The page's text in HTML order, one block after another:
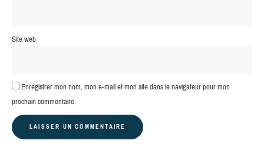
Site web
Enregistrer mon nom, mon e-mail et mon site dans le navigateur pour mon
prochain commentaire.